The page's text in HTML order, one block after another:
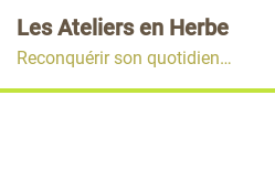
au
contenu
Les Ateliers en Herbe
Reconquérir son quotidien…